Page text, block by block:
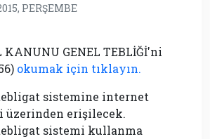
PERŞEMBE
KANUNU GENEL TEBLİĞİ'ni
okumak için tıklayın.
sistemine internet
üzerinden erişilecek.
sistemi kullanma